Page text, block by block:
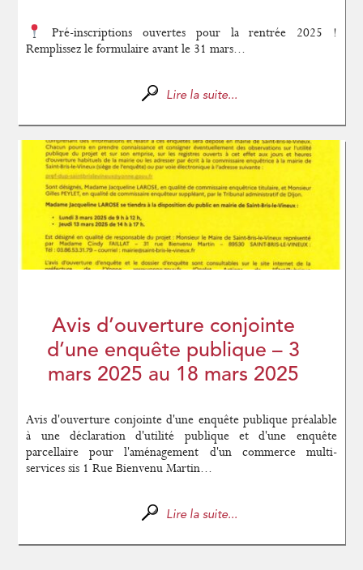
Pré-inscriptions ouvertes pour la rentrée 2025 !
Remplissez le formulaire avant le 31 mars...
Lire la suite...
Avis d’ouverture conjointe
d’une enquête publique – 3
mars 2025 au 18 mars 2025
Avis d'ouverture conjointe d'une enquête publique préalable
à une déclaration d'utilité publique et d'une enquête
parcellaire pour l'aménagement d'un commerce multi-
services sis 1 Rue Bienvenu Martin...
Lire la suite...